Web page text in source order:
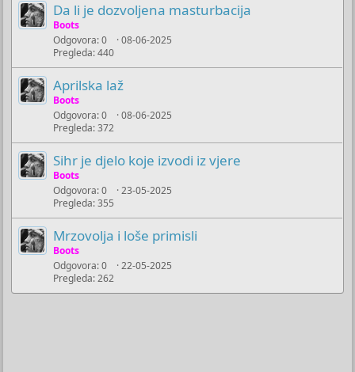
Da li je dozvoljena masturbacija
Boots
Odgovora 0
Pregleda 440
08-06-2025
Aprilska laž
Boots
Odgovora 0
Pregleda 372
08-06-2025
Sihr je djelo koje izvodi iz vjere
Boots
Odgovora 0
Pregleda 355
23-05-2025
Mrzovolja i loše primisli
Boots
Odgovora 0
Pregleda 262
22-05-2025